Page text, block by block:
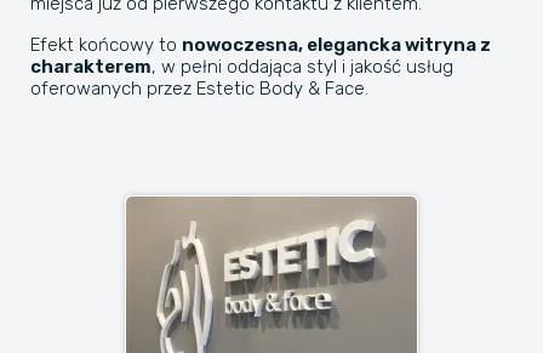
Efekt końcowy to nowoczesna, elegancka witryna z
charakterem, w pełni oddająca styl i jakość usług
oferowanych przez Estetic Body & Face.